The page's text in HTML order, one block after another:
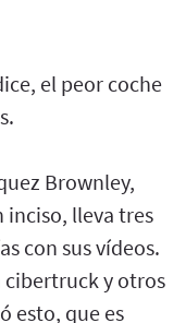
el peor coche
Brownley,
inciso, lleva tres
con sus vídeos.
cibertruck y otros
esto, que es